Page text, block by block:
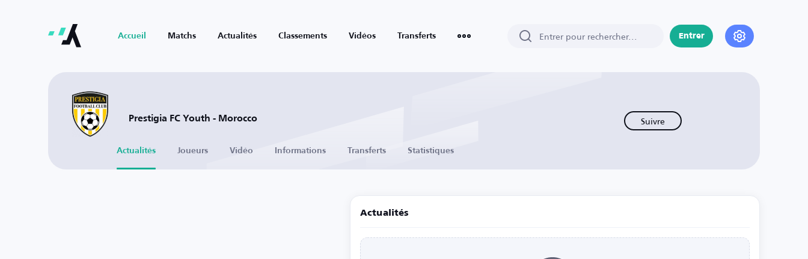
Accueil Matchs Actualités Classements Vidéos Transferts Entrer
Prestigia FC Youth - Morocco Suivre
Actualités Joueurs Vidéo Informations Transferts Statistiques
Actualités